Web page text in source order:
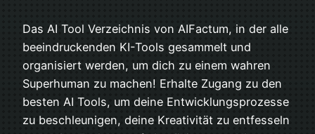
Das AI Tool Verzeichnis von AIFactum, in der alle
beeindruckenden KI-Tools gesammelt und
organisiert werden, um dich zu einem wahren
Superhuman zu machen! Erhalte Zugang zu den
besten AI Tools, um deine Entwicklungsprozesse
zu beschleunigen, deine Kreativität zu entfesseln